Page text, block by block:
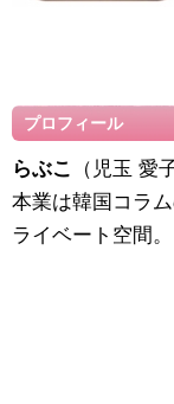
プロフィール
らぶこ
（児玉 愛
本業は韓国コラ
ライベート空間。